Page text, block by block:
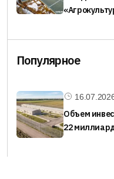
Популярное
Объем
22